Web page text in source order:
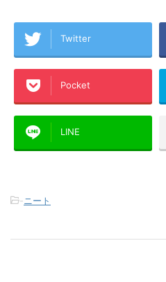
Twitter
Pocket
LINE
-ニート